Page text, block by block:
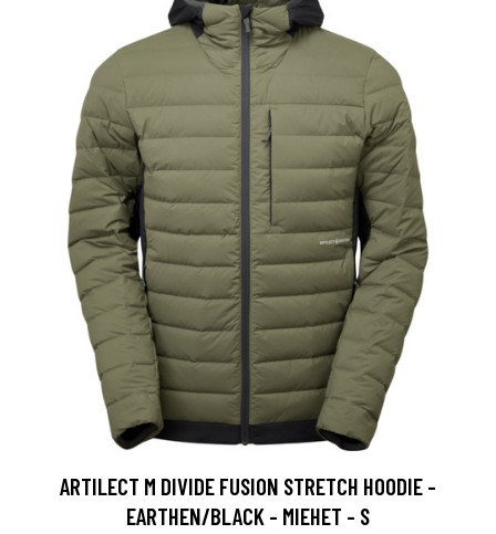
ARTILECT M DIVIDE FUSION STRETCH HOODIE -
EARTHEN/BLACK - MIEHET - S